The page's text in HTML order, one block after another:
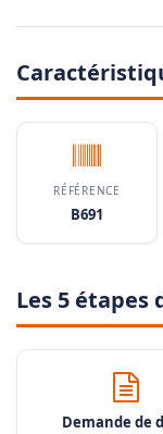
RÉFÉRENCE
B691
Les 5
Demande de